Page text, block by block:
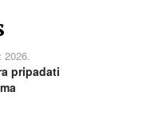
2026.
pripadati